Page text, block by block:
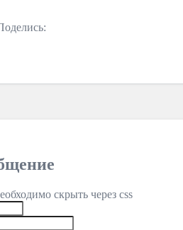
скрыть через css